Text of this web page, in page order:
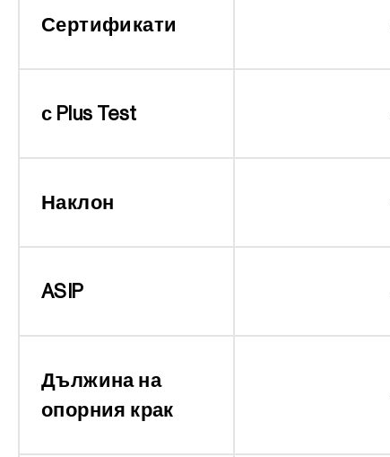
Сертификати
с Plus Test
Наклон
ASIP
Дължина на
опорния крак